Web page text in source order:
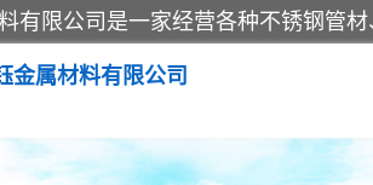
金属材料有限公司